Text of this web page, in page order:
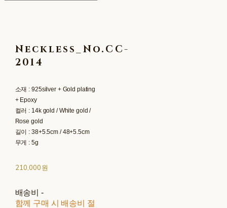
Neckless_No.CC-
2014
​​소재 : 925silver + Gold plating
+ Epoxy
컬러 : 14k gold / White gold /
Rose gold
길이 : 38+5.5cm / 48+5.5cm
무게 : 5g
210,000원
배송비 -
함께 구매 시 배송비 절